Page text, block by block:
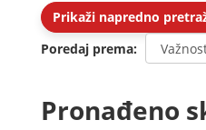
Prikaži napredno
Poredaj prema
Pronađeno